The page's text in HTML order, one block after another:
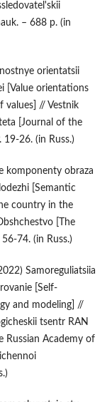
– 688 p. (in
orientatsii
[Value orientations
values] // Vestnik
[Journal of the
26. (in Russ.)
komponenty obraza
[Semantic
country in the
[The
74. (in Russ.)
Samoreguliatsiia
[Self-
and modeling] //
tsentr RAN
Russian Academy of